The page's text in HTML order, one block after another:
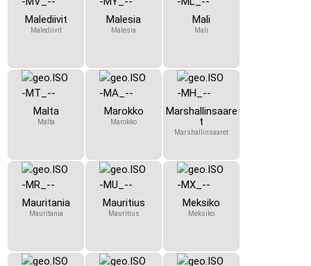
Malediivit
Malediivit
Malesia
Malesia
Mali
Mali
Malta
Malta
Marokko
Marokko
Marshallinsaare
t
Marshallinsaaret
Mauritania
Mauritania
Mauritius
Mauritius
Meksiko
Meksiko